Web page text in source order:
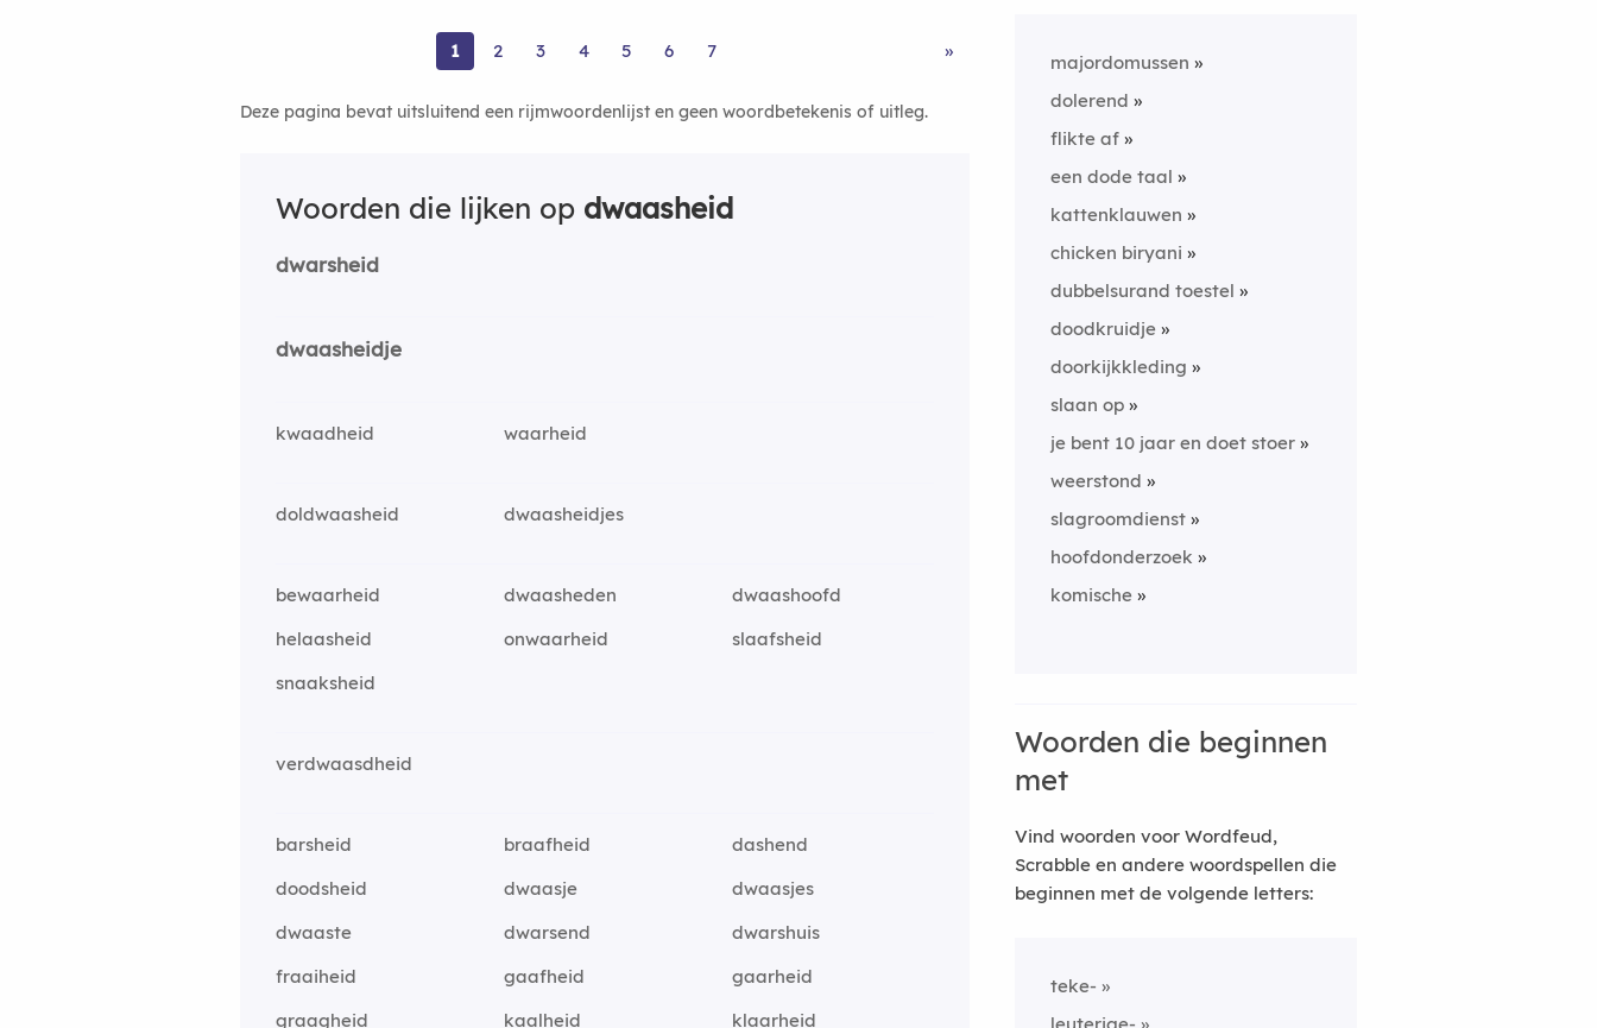
1 2 3 4 5 6 7 »
Deze pagina bevat uitsluitend een rijmwoordenlijst en geen woordbetekenis of uitleg.
Woorden die lijken op dwaasheid
dwarsheid
dwaasheidje
kwaadheid waarheid
doldwaasheid dwaasheidjes
bewaarheid dwaasheden
dwaashoofd
helaasheid
onwaarheid
slaafsheid
snaaksheid
verdwaasdheid
barsheid braafheid
dashend
doodsheid
dwaasje
dwaasjes
dwaaste
dwarsend
dwarshuis
fraaiheid
gaafheid
gaarheid
graagheid
kaalheid klaarheid
majordomussen
dolerend
flikte af
een dode taal
kattenklauwen
chicken biryani
dubbelsurand toestel
doodkruidje
doorkijkkleding
slaan op
je bent 10 jaar en doet stoer
weerstond
slagroomdienst
hoofdonderzoek
komische
Woorden die beginnen
met
Vind woorden voor Wordfeud,
Scrabble en andere woordspellen die
beginnen met de volgende letters:
teke-